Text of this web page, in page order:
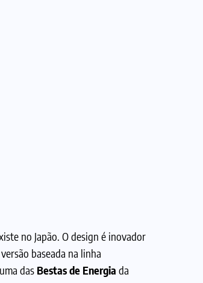
no Japão. O design é inovador
baseada na linha
das Bestas de Energia da